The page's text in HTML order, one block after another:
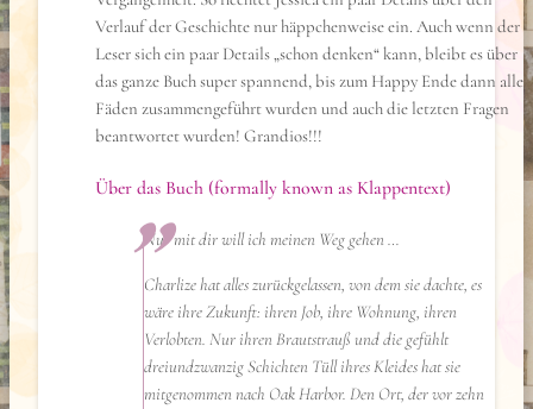
Verlauf der Geschichte nur häppchenweise ein. Auch wenn der
Leser sich ein paar Details „schon denken“ kann, bleibt es über
das ganze Buch super spannend, bis zum Happy Ende dann alle
Fäden zusammengeführt wurden und auch die letzten Fragen
beantwortet wurden! Grandios!!!
Über das Buch (formally known as Klappentext)
Nur mit dir will ich meinen Weg gehen …
Charlize hat alles zurückgelassen, von dem sie dachte, es
wäre ihre Zukunft: ihren Job, ihre Wohnung, ihren
Verlobten. Nur ihren Brautstrauß und die gefühlt
dreiundzwanzig Schichten Tüll ihres Kleides hat sie
mitgenommen nach Oak Harbor. Den Ort, der vor zehn